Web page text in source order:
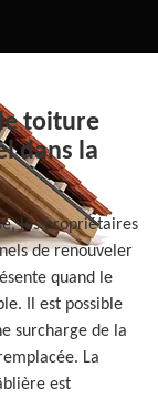
toiture
dans la
les propriétaires
de renouveler
quand le
Il est possible
surcharge de la
La
est